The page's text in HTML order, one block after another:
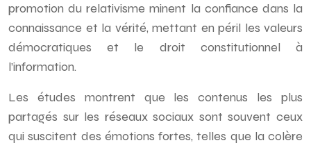
promotion du relativisme minent la confiance dans la
connaissance et la vérité, mettant en péril les valeurs
démocratiques et le droit constitutionnel à
l’information.
Les études montrent que les contenus les plus
partagés sur les réseaux sociaux sont souvent ceux
qui suscitent des émotions fortes, telles que la colère